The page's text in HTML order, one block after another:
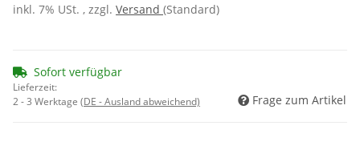
inkl. 7% USt. , zzgl. Versand (Standard)
Sofort verfügbar
Lieferzeit:
2 - 3 Werktage (DE - Ausland abweichend) Frage zum Artikel